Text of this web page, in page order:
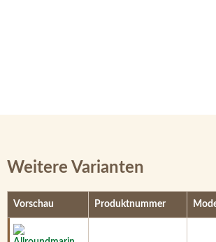
Weitere Varianten
Vorschau Produktnummer